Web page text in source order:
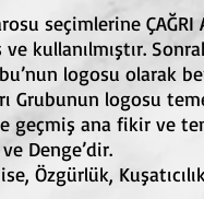
seçimlerine ÇAĞRI
kullanılmıştır.
logosu olarak
Grubunun logosu
geçmiş ana fikir ve
Denge’dir.
Özgürlük,